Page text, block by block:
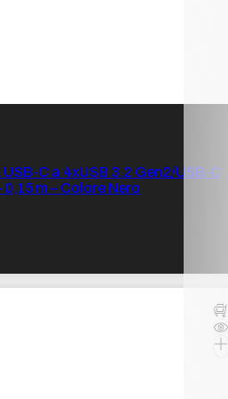
USB-C a 4xUSB 3.2 Gen2/USB-C
0,15 m – Colore Nero